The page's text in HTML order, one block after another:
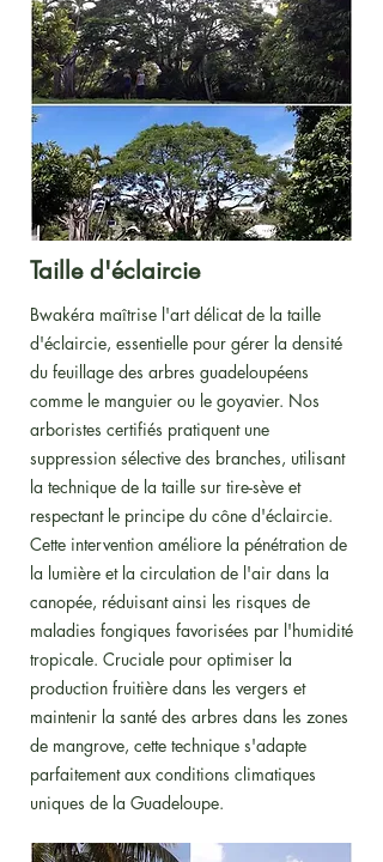
Taille d'éclaircie
Bwakéra maîtrise l'art délicat de la taille
d'éclaircie, essentielle pour gérer la densité
du feuillage des arbres guadeloupéens
comme le manguier ou le goyavier. Nos
arboristes certifiés pratiquent une
suppression sélective des branches, utilisant
la technique de la taille sur tire-sève et
respectant le principe du cône d'éclaircie.
Cette intervention améliore la pénétration de
la lumière et la circulation de l'air dans la
canopée, réduisant ainsi les risques de
maladies fongiques favorisées par l'humidité
tropicale. Cruciale pour optimiser la
production fruitière dans les vergers et
maintenir la santé des arbres dans les zones
de mangrove, cette technique s'adapte
parfaitement aux conditions climatiques
uniques de la Guadeloupe.